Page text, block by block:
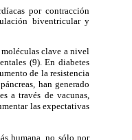
por contracción
biventricular y
clave a nivel
(9). En diabetes
de la resistencia
han generado
a través de vacunas,
las expectativas
humana, no sólo por